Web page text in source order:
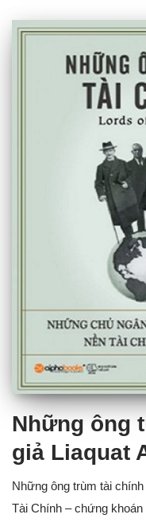
Những ông
giả Liaquat
Những ông trùm tài
Tài Chính – chứng